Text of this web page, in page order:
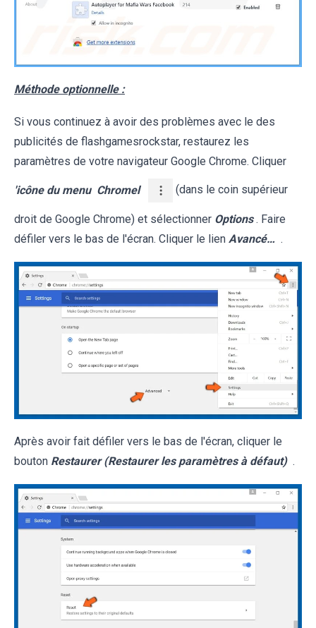
Méthode optionnelle :
Si vous continuez à avoir des problèmes avec le des
publicités de flashgamesrockstar, restaurez les
paramètres de votre navigateur Google Chrome. Cliquer
'icône du menu Chromel (dans le coin supérieur
droit de Google Chrome) et sélectionner Options . Faire
défiler vers le bas de l'écran. Cliquer le lien Avancé… .
Après avoir fait défiler vers le bas de l'écran, cliquer le
bouton Restaurer (Restaurer les paramètres à défaut) .